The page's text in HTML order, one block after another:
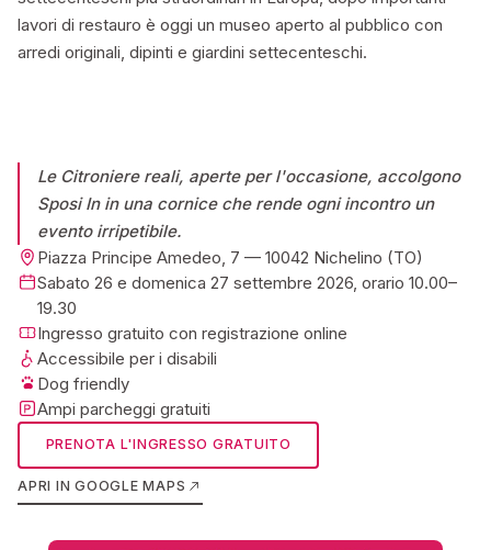
lavori di restauro è oggi un museo aperto al pubblico con
arredi originali, dipinti e giardini settecenteschi.
Le Citroniere reali, aperte per l'occasione, accolgono
Sposi In in una cornice che rende ogni incontro un
evento irripetibile.
Piazza Principe Amedeo, 7 — 10042 Nichelino (TO)
Sabato 26 e domenica 27 settembre 2026, orario 10.00–
19.30
Ingresso gratuito con registrazione online
Accessibile per i disabili
Dog friendly
Ampi parcheggi gratuiti
PRENOTA L'INGRESSO GRATUITO
APRI IN GOOGLE MAPS